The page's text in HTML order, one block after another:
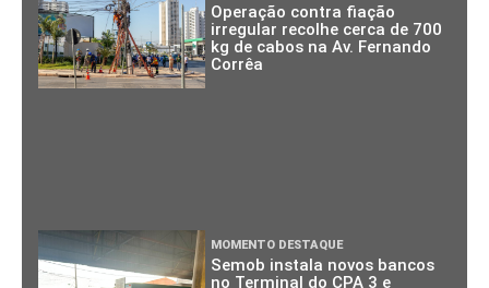
Operação contra fiação
irregular recolhe cerca de 700
kg de cabos na Av. Fernando
Corrêa
MOMENTO DESTAQUE
Semob instala novos bancos
no Terminal do CPA 3 e